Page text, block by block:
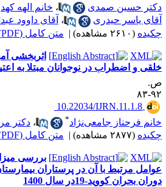
حسین صمدی
،خانم الهه
یاسر حیدری
،آقای داوود
(۲۶۱۰ مشاهده) | متن کامل (PDF) (۶۴۴ دریافت)
اثربخشی
و اضطراب در نوجوانان مبتلا به
۸۳
‎ 10.22034/IJRN.11.1.8
فرحناز جامعی‌نژاد * ،دکتر
(۲۸۷۷ مشاهده) | متن کامل (PDF) (۷۸۱ دریافت)
بررسی
مرتبط با آن در پرستاران
بحران کووید-19در سال 1400